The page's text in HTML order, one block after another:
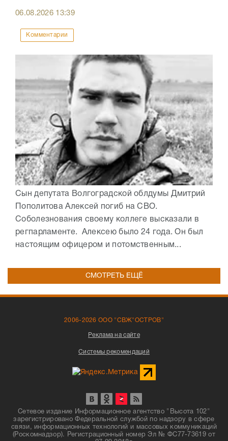
06.08.2026 13:39
Комментарии
Сын депутата Волгоградской облдумы Дмитрий
Пополитова Алексей погиб на СВО.
Соболезнования своему коллеге высказали в
регпарламенте. Алексею было 24 года. Он был
настоящим офицером и потомственным...
СМОТРЕТЬ ЕЩЁ
2006-2026 ООО "СВЖ"ОСТРОВ"
Реклама на сайте
Системы рекомендаций
Сетевое издание Информационное агентство "Высота 102"
зарегистрировано Федеральной службой по надзору в сфере
связи, информационных технологий и массовых коммуникаций
(Роскомнадзор). Регистрационный номер Эл № ФС77-73619 от